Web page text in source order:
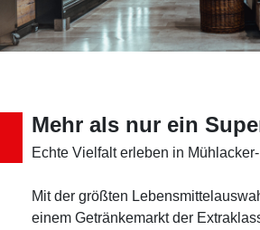
Mehr als nur ein
Echte Vielfalt erleben in
Mit der größten
einem Getränkemarkt der